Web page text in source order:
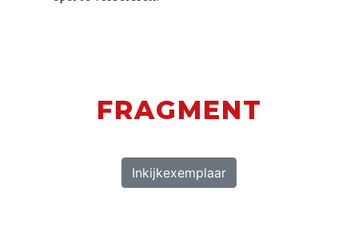
FRAGMENT
Inkijkexemplaar